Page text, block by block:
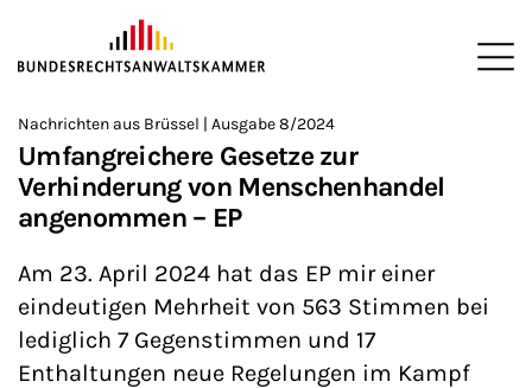
ZUM HAUPTINHALT SPRINGEN
Sie befinden sich hier:
>
Startseite
>
Newsroom
>
Newsletter
>
Nachrichten aus Brüssel
Nachrichten aus Brüssel | Ausgabe 8/2024
Umfangreichere Gesetze zur
Verhinderung von Menschenhandel
angenommen – EP
Am 23. April 2024 hat das EP mir einer
eindeutigen Mehrheit von 563 Stimmen bei
lediglich 7 Gegenstimmen und 17
Enthaltungen neue Regelungen im Kampf